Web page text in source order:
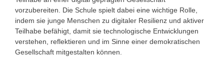
vorzubereiten. Die Schule spielt dabei eine wichtige Rolle,
indem sie junge Menschen zu digitaler Resilienz und aktiver
Teilhabe befähigt, damit sie technologische Entwicklungen
verstehen, reflektieren und im Sinne einer demokratischen
Gesellschaft mitgestalten können.